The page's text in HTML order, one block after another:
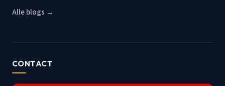
Alle blogs →
CONTACT